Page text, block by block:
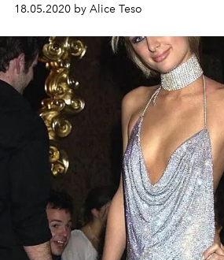
18.05.2020 by Alice Teso